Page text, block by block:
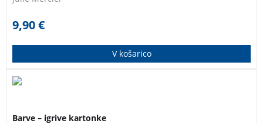
9,90€
V košarico
Barve – igrive kartonke